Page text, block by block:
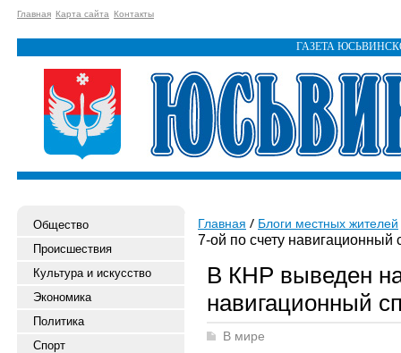
Главная Карта сайта Контакты
ГАЗЕТА
Общество
Происшествия
Культура и искусство
Экономика
Политика
Спорт
Главная Блоги местных жителей
7-ой по счету навигационный
В КНР выведен
навигационный
В мире